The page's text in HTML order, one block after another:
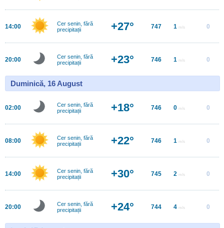
14:00
Cer senin, fără
precipitații
+27° 747 1 m/s 0
20:00
Cer senin, fără
precipitații
+23° 746 1 m/s 0
Duminică, 16 August
02:00
Cer senin, fără
precipitații
+18° 746 0 m/s 0
08:00
Cer senin, fără
precipitații
+22° 746 1 m/s 0
14:00
Cer senin, fără
precipitații
+30° 745 2 m/s 0
20:00
Cer senin, fără
precipitații
+24° 744 4 m/s 0